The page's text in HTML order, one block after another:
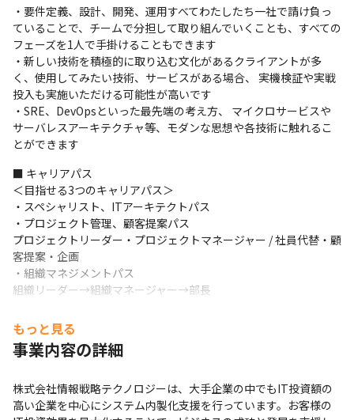
・要件定義、設計、開発、運用すべてわたしたち一社で請け負っ
ていることで、チームで分担して取り組んでいくことも、すべての
フェーズを1人で手掛けることもできます
・新しい技術を積極的に取り込む文化があるクライアントが多
く、使用してみたい技術、サービスがある場合、 実機検証や実戦
投入も実施いただける可能性が高いです
・SRE、DevOpsといった最先端の考え方、 マイクロサービスや
サーバレスアーキテクチャ等、モダンな思想や各技術に触れるこ
とができます
■ キャリアパス
＜目指せる3つのキャリアパス＞
・スペシャリスト、ITアーキテクトパス
・プロジェクト管理、顧客提案パス
プロジェクトリーダー・プロジェクトマネージャー / 社員代替・顧
客提案・企画
・組織マネジメントパス
組織リーダー→組織マネージャー→部長
もっと見る
事業内容の詳細
株式会社情報戦略テクノロジーは、大手企業の中でもIT投資額の
高い企業を中心にシステム内製化支援を行っています。お客様の